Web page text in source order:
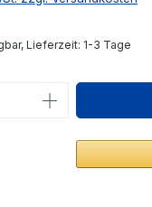
Lieferzeit: 1-3 Tage
Anzahl: Gib